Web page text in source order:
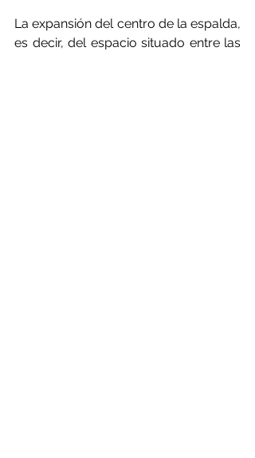
La expansión del centro de la espalda,
es decir, del espacio situado entre las